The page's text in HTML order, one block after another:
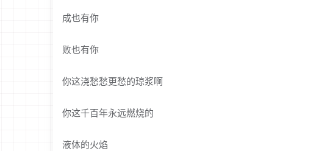
成也有你
败也有你
你这浇愁愁更愁的琼浆啊
你这千百年永远燃烧的
液体的火焰